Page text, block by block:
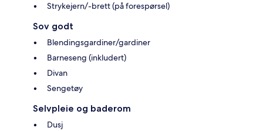
Strykejern/-brett (på forespørsel)
Sov godt
Blendingsgardiner/gardiner
Barneseng (inkludert)
Divan
Sengetøy
Selvpleie og baderom
Dusj